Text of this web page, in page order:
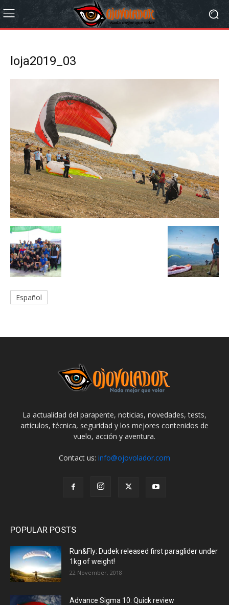
loja2019_03
Español
La actualidad del parapente, noticias, novedades, tests,
artículos, técnica, seguridad y los mejores contenidos de
vuelo, acción y aventura.
Contact us: info@ojovolador.com
POPULAR POSTS
Run&Fly: Dudek released first paraglider under
1kg of weight!
22 November, 2018
Advance Sigma 10: Quick review